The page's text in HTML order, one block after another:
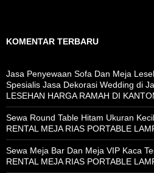
KOMENTAR TERBARU
Jasa Penyewaan Sofa Dan Meja
Spesialis Jasa Dekorasi Wedding di
LESEHAN HARGA RAMAH DI
Sewa Round Table Hitam Ukuran
RENTAL MEJA RIAS PORTABLE
Sewa Meja Bar Dan Meja VIP Kaca
RENTAL MEJA RIAS PORTABLE